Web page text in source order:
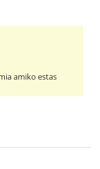
amiko estas